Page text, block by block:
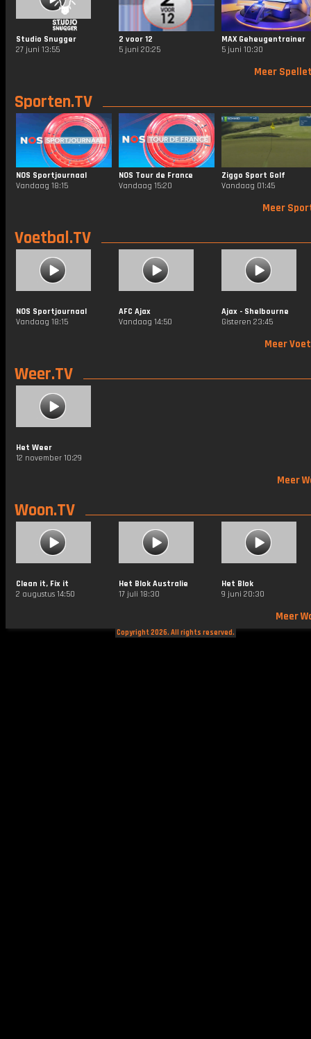
Studio Snugger
27 juni 13:55
2 voor 12
5 juni 20:25
MAX Geheugentrainer
5 juni 10:30
Meer
Sporten.TV
NOS Sportjournaal
Vandaag 18:15
NOS Tour de France
Vandaag 15:20
Ziggo Sport Golf
Vandaag 01:45
Meer
Voetbal.TV
NOS Sportjournaal
Vandaag 18:15
AFC Ajax
Vandaag 14:50
Ajax - Shelbourne
Gisteren 23:45
Meer
Weer.TV
Het Weer
12 november 10:29
Meer
Woon.TV
Clean it, Fix it
2 augustus 14:50
Het Blok Australie
17 juli 18:30
Het Blok
9 juni 20:30
Meer
Copyright 2026. All rights reserved.